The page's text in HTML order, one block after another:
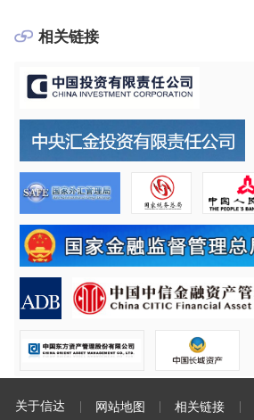
相关链接
关于信达 网站地图 相关链接